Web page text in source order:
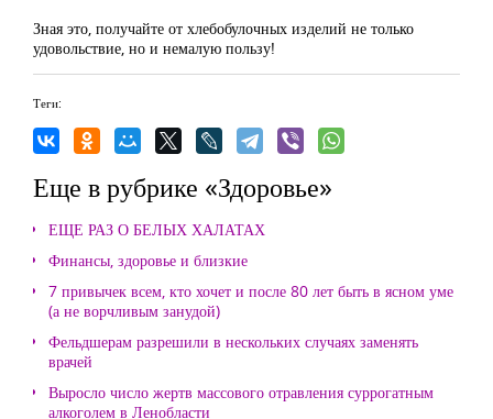
Зная это, получайте от хлебобулочных изделий не только
удовольствие, но и немалую пользу!
Теги:
Еще в рубрике «Здоровье»
ЕЩЕ РАЗ О БЕЛЫХ ХАЛАТАХ
Финансы, здоровье и близкие
7 привычек всем, кто хочет и после 80 лет быть в ясном уме
(а не ворчливым занудой)
Фельдшерам разрешили в нескольких случаях заменять
врачей
Выросло число жертв массового отравления суррогатным
алкоголем в Ленобласти